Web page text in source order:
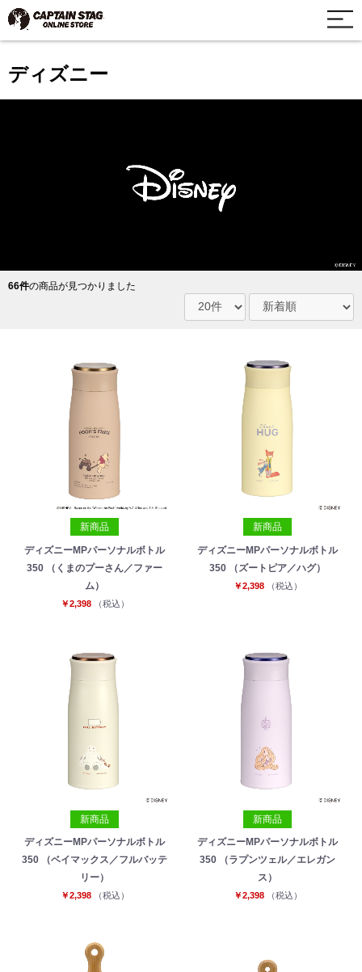
ディズニー
66件の商品が見つかりました
新商品
ディズニーMPパーソナルボトル
350 （くまのプーさん／ファー
ム）
￥2,398 （税込）
新商品
ディズニーMPパーソナルボトル
350 （ズートピア／ハグ）
￥2,398 （税込）
新商品
ディズニーMPパーソナルボトル
350 （ベイマックス／フルバッテ
リー）
￥2,398 （税込）
新商品
ディズニーMPパーソナルボトル
350 （ラプンツェル／エレガン
ス）
￥2,398 （税込）